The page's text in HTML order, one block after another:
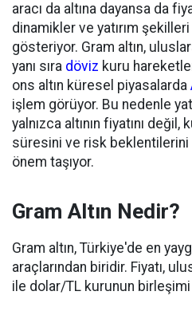
aracı da altına dayansa da
dinamikler ve yatırım
gösteriyor. Gram altın,
yanı sıra döviz kuru
ons altın küresel piyasalarda
işlem görüyor. Bu nedenle
yalnızca altının fiyatını değil,
süresini ve risk
önem taşıyor.
Gram Altın Nedir?
Gram altın, Türkiye'de en
araçlarından biridir. Fiyatı,
ile dolar/TL kurunun